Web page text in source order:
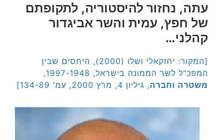
עתה, נחזור להיסטוריה, לתקופתם
של חפץ, עמית והשר אביגדור
קהלני…
[המקור: יחזקאלי ושלו (2000), היחסים שבין
המפכ"ל לשר הממונה בישראל, 1997-1948,
משטרה וחברה, גיליון 4, מרץ 2000, עמ' 134-89]